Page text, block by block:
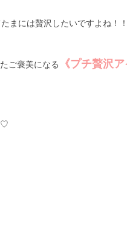
まには贅沢したいですよね！！
ご褒美になる 《プチ贅沢ア
♡